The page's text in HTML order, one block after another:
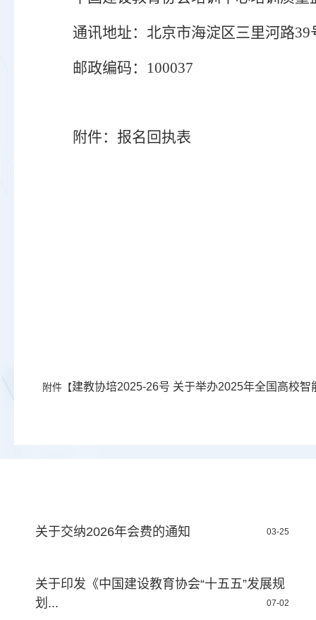
通讯地址：北京市海淀区三里河路39
邮政编码： 100037
附件：报名回执表
附件【建教协培2025-26号 关于举办2025年全国高校
关于交纳2026年会费的通知 03-25
关于印发《中国建设教育协会“十五五”发展规
划...
07-02